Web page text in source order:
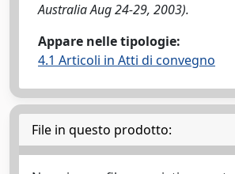
Australia Aug 24-29, 2003).
Appare nelle tipologie:
4.1 Articoli in Atti di convegno
File in questo prodotto: